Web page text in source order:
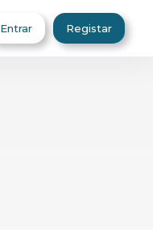
Entrar Registar